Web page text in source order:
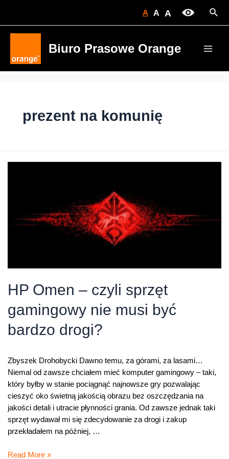
A A A
Biuro Prasowe Orange
prezent na komunię
HP Omen – czyli sprzęt
gamingowy nie musi być
bardzo drogi?
Zbyszek Drohobycki Dawno temu, za górami, za lasami…
Niemal od zawsze chciałem mieć komputer gamingowy – taki,
który byłby w stanie pociągnąć najnowsze gry pozwalając
cieszyć oko świetną jakością obrazu bez oszczędzania na
jakości detali i utracie płynności grania. Od zawsze jednak taki
sprzęt wydawał mi się zdecydowanie za drogi i zakup
przekładałem na później, …
HP
Read More »